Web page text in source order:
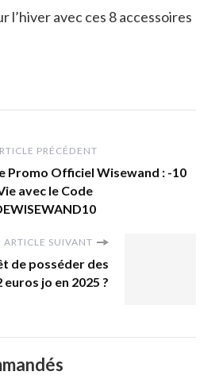
l’hiver avec ces 8 accessoires
PRÉCÉDENT
Promo Officiel Wisewand : -10
avec le Code
ARTICLE SUIVANT
de posséder des
euros jo en 2025 ?